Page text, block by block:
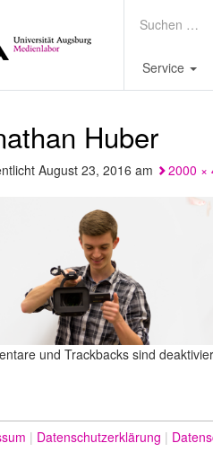
Service
Huber
August 23, 2016 am 2000 ×
und Trackbacks sind
Datenschutzerklärung